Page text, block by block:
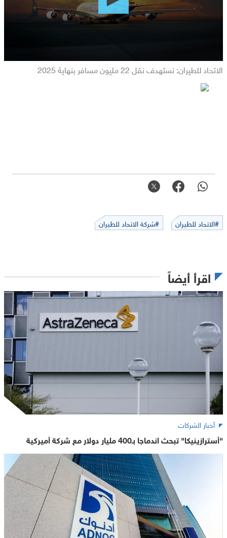
الاتحاد للطيران: نستهدف نقل 22 مليون مسافر بنهاية 2025
#الاتحاد للطيران #شركة الاتحاد للطيران
اقرأ أيضاً
أخبار الشركات
"أسترازينيكا" تبحث اندماجا بـ400 مليار دولار مع شركة أميركية